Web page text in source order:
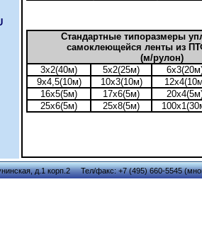
Стандартные типоразмеры
самоклеющейся ленты из
(м/рулон)
3х2(40м)
5х2(25м)
9х4,5(10м)
10х3(10м)
16х5(5м)
17х6(5м)
25х6(5м)
25х8(5м)
д.1 корп.2 Тел/факс: +7 (495) 660-5545